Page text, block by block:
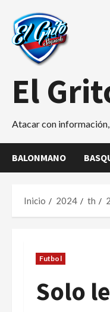
contenido
El
Atacar con
BALONMANO
Inicio 2024 th
Futbol
Solo